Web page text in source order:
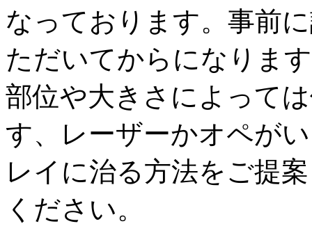
なっております。事前
ただいてからになりま
部位や大きさによって
す、レーザーかオペが
レイに治る方法をご提
ください。